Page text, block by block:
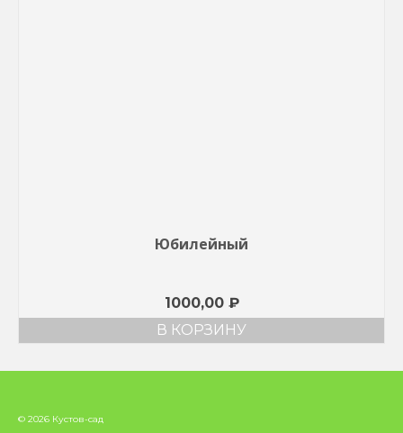
Юбилейный
1000,00 ₽
В КОРЗИНУ
© 2026 Кустов-сад